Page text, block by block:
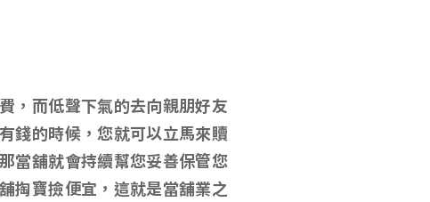
，而低聲下氣的去向親朋好友
錢的時候，您就可以立馬來贖
當舖就會持續幫您妥善保管您
掏寶撿便宜，這就是當舖業之